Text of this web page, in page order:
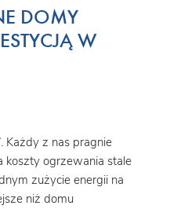
DOMY
W
Każdy z nas pragnie
koszty ogrzewania stale
zużycie energii na
niż domu